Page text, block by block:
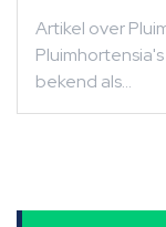
Artikel over
bekend als…